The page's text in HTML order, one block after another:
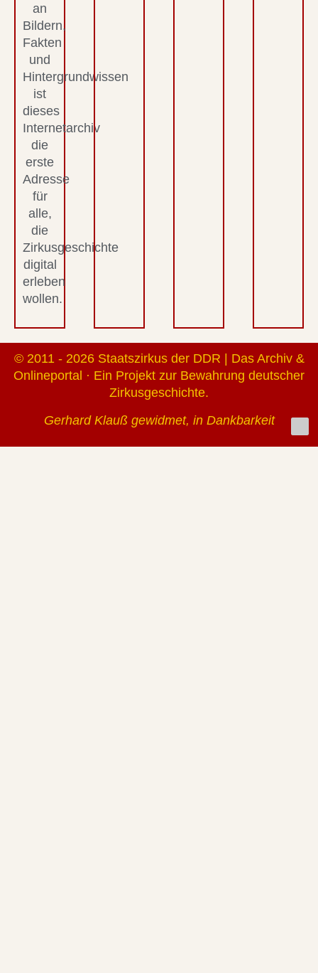
an
Bildern,
Fakten
und
Hintergrundwissen
ist
dieses
Internetarchiv
die
erste
Adresse
für
alle,
die
Zirkusgeschichte
digital
erleben
wollen.
© 2011 - 2026 Staatszirkus der DDR | Das Archiv &
Onlineportal · Ein Projekt zur Bewahrung deutscher
Zirkusgeschichte.
Gerhard Klauß gewidmet, in Dankbarkeit